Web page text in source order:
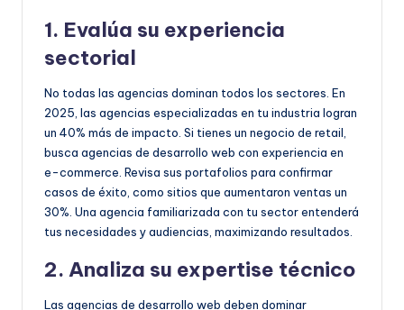
1. Evalúa su experiencia
sectorial
No todas las agencias dominan todos los sectores. En
2025, las agencias especializadas en tu industria logran
un 40% más de impacto. Si tienes un negocio de retail,
busca agencias de desarrollo web con experiencia en
e-commerce. Revisa sus portafolios para confirmar
casos de éxito, como sitios que aumentaron ventas un
30%. Una agencia familiarizada con tu sector entenderá
tus necesidades y audiencias, maximizando resultados.
2. Analiza su expertise técnico
Las agencias de desarrollo web deben dominar